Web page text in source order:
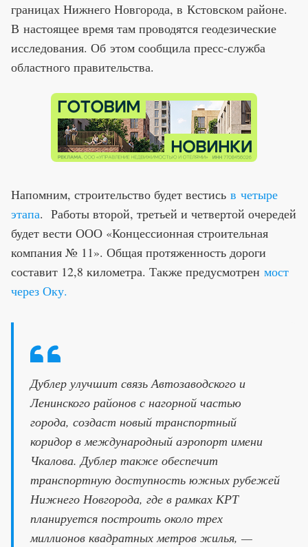
границах Нижнего Новгорода, в Кстовском районе.
В настоящее время там проводятся геодезические
исследования. Об этом сообщила пресс-служба
областного правительства.
Напомним, строительство будет вестись в четыре
этапа. Работы второй, третьей и четвертой очередей
будет вести ООО «Концессионная строительная
компания № 11». Общая протяженность дороги
составит 12,8 километра. Также предусмотрен мост
через Оку.
Дублер улучшит связь Автозаводского и
Ленинского районов с нагорной частью
города, создаст новый транспортный
коридор в международный аэропорт имени
Чкалова. Дублер также обеспечит
транспортную доступность южных рубежей
Нижнего Новгорода, где в рамках КРТ
планируется построить около трех
миллионов квадратных метров жилья, —